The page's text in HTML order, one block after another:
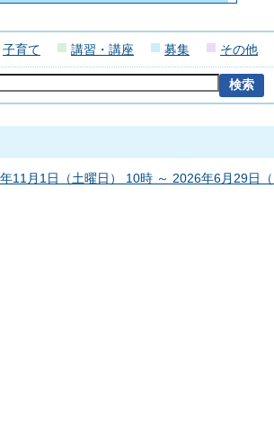
子育て 講習・講座 募集 その他
11月1日（土曜日） 10時 ～ 2026年6月29日